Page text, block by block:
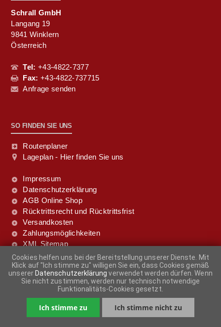
Cookies helfen uns bei der Bereitstellung unserer Dienste. Mit
Klick auf "Ich stimme zu" willigen Sie ein, dass Cookies gemäß
unserer Datenschutzerklärung verwendet werden dürfen. Wenn
Sie nicht zustimmen, werden nur technisch notwendige
Funktionalitäts-Cookies gesetzt.
Ich stimme zu Ich stimme nicht zu
- +
Schrall GmbH
Langang 19
9841 Winklern
Österreich
Tel: +43-4822-7377
Fax: +43-4822-737715
Anfrage senden
SO FINDEN SIE UNS
Routenplaner
Lageplan - Hier finden Sie uns
Impressum
Datenschutzerklärung
AGB Online Shop
Rücktrittsrecht und Rücktrittsfrist
Versandkosten
Zahlungsmöglichkeiten
XML Sitemap
FOLGE UNS DOCH!